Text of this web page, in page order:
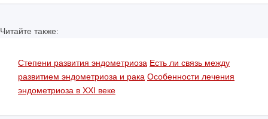
Читайте также:
Степени развития эндометриоза Есть ли связь между
развитием эндометриоза и рака Особенности лечения
эндометриоза в XXI веке